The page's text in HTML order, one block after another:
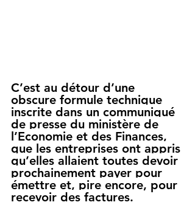
C’est au détour d’une
obscure formule technique
inscrite dans un communiqué
de presse du ministère de
l’Economie et des Finances,
que les entreprises ont appris
qu’elles allaient toutes devoir
prochainement payer pour
émettre et, pire encore, pour
recevoir des factures.